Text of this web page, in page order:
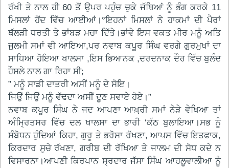
ਰੱਖੀ ਤੇ ਨਾਲ ਹੀ 60 ਤੋਂ ਉਪਰ ਪਹੁੰਚ ਚੁਕੇ ਜੱਥਿਆਂ ਨੂੰ ਭੰਗ ਕਰਕੇ 11
ਮਿਸਲਾਂ ਹੋਂਦ ਵਿੱਚ ਆਈਆਂ।°ਇਹਨਾਂ ਮਿਸਲਾਂ ਨੇ ਹਾਕਮਾਂ ਦੀ ਪੈਰਾਂ
ਥੱਲੜੀ ਧਰਤੀ ਤੇ ਭਾਂਬੜ ਮਚਾ ਦਿੱਤੇ।ਭਾਂਵੇ ਇਸ ਵਕਤ ਮੀਰ ਮਨੂੰ ਅਤਿ
ਜੁਲਮੀ ਸਮਾਂ ਵੀ ਆਇਆ,ਪਰ ਨਵਾਬ ਕਪੂਰ ਸਿੰਘ ਵਰਗੇ ਗੁਰਮੁਖਾਂ ਦਾ
ਸਾਧਿਆ ਹੋਇਆ ਖਾਲਸਾ ,ਇਸ ਭਿਆਨਕ ,ਦਰਦਨਾਕ ਦੌਰ ਵਿੱਚ ਬੁਲੰਦ
ਹੌਸਲੇ ਨਾਲ ਗਾ ਰਿਹਾ ਸੀ;
” ਮਨੂੰ ਸਾਡੀ ਦਾਤਰੀ ਅਸੀਂ ਮਨੂੰ ਦੇ ਸੋਇ।
ਜਿਉਂ ਜਿਉਂ ਮਨੂੰ ਵੱਢਦਾ ਅਸੀਂ ਦੂਣ ਸਵਾਏ ਹੋਏ।”
ਨਵਾਬ ਕਪੂਰ ਸਿੰਘ ਨੇ ਜਦ ਆਪਣਾ ਆਖ਼਼ਰੀ ਸਮਾਂ ਨੇੜੇ ਵੇਖਿਆ ਤਾਂ
ਅੰਮ੍ਰਿਤਸਰ ਵਿੱਚ ਦਲ ਖਾਲਸਾ ਦਾ ਭਾਰੀ ‘ਕੱਠ ਬੁਲਾਇਆ।ਸਭ ਨੂੰ
ਸੰਬੋਧਨ ਹੁੰਦਿਆਂ ਕਿਹਾ, ਗੁਰੂ ਤੇ ਭਰੋਸਾ ਰੱਖਣਾ, ਆਪਸ ਵਿੱਚ ਇਤਫਾਕ,
ਕਿਰਦਾਰ ਸੁਚੇ ਰੱਖਣਾ, ਗਰੀਬ ਦੀ ਰੱਖਿਆ ਤੇ ਜਾਲਮ ਦੀ ਸੋਧ ਕਦੇ ਨ
ਵਿਸਾਰਨਾ।ਆਪਣੀ ਕਿਰਪਾਨ ਸ੍ਰਦਾਰ ਜੱਸਾ ਸਿੰਘ ਆਹਲੂਵਾਲੀਆ ਨੂੰ